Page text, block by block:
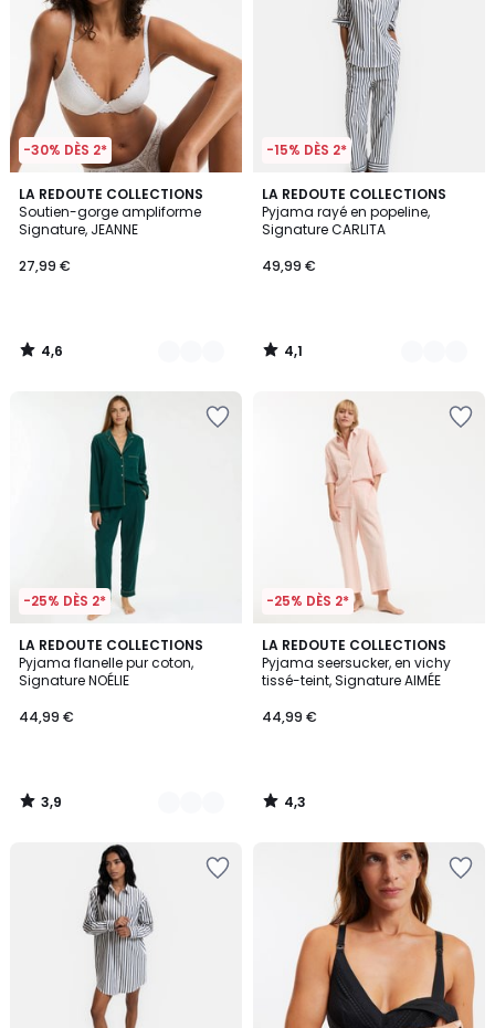
-30% DÈS 2*
LA REDOUTE COLLECTIONS
Soutien-gorge ampliforme
Signature, JEANNE
27,99 €
4,6
/ 5
4
Couleurs
4,6
/
-15% DÈS 2*
LA REDOUTE COLLECTIONS
Pyjama rayé en popeline,
Signature CARLITA
49,99 €
4,1
/ 5
2
Couleurs
4,1
/
-25% DÈS 2*
LA REDOUTE COLLECTIONS
Pyjama flanelle pur coton,
Signature NOÉLIE
44,99 €
3,9
/ 5
3
Couleurs
3,9
/
-25% DÈS 2*
LA REDOUTE COLLECTIONS
Pyjama seersucker, en vichy
tissé-teint, Signature AIMÉE
44,99 €
4,3
/ 5
4,3
/